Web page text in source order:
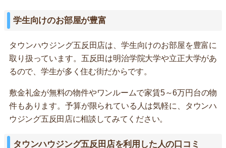
学生向けのお部屋が豊富
タウンハウジング五反田店は、学生向けのお部屋を豊富に
取り扱っています。五反田は明治学院大学や立正大学があ
るので、学生が多く住む街だからです。
敷金礼金が無料の物件やワンルームで家賃5～6万円台の物
件もあります。予算が限られている人は気軽に、タウンハ
ウジング五反田店に相談してみてください。
タウンハウジング五反田店を利用した人の口コミ